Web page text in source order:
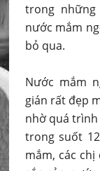
trong
nước mắm
bỏ qua.
Nước mắm
gián rất đẹp
nhờ quá
trong suốt
mắm, các